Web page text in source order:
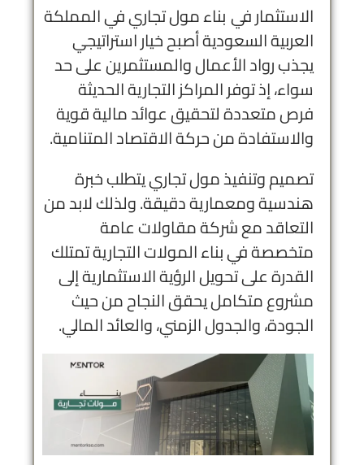
الاستثمار في بناء مول تجاري في المملكة
العربية السعودية أصبح خيار استراتيجي
يجذب رواد الأعمال والمستثمرين على حد
سواء، إذ توفر المراكز التجارية الحديثة
فرص متعددة لتحقيق عوائد مالية قوية
والاستفادة من حركة الاقتصاد المتنامية.
تصميم وتنفيذ مول تجاري يتطلب خبرة
هندسية ومعمارية دقيقة. ولذلك لابد من
التعاقد مع شركة مقاولات عامة
متخصصة في بناء المولات التجارية تمتلك
القدرة على تحويل الرؤية الاستثمارية إلى
مشروع متكامل يحقق النجاح من حيث
الجودة، والجدول الزمني، والعائد المالي.